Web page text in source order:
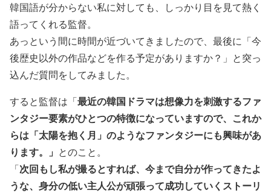
韓国語が分からない私に対しても、しっかり目を見て熱く
語ってくれる監督。
あっという間に時間が近づいてきましたので、最後に「今
後歴史以外の作品などを作る予定がありますか？」と突っ
込んだ質問をしてみました。
すると監督は「最近の韓国ドラマは想像力を刺激するファ
ンタジー要素がひとつの特徴になっていますので、これか
らは「太陽を抱く月」のようなファンタジーにも興味があ
ります。」 とのこと。
「次回もし私が撮るとすれば、今まで自分が作ってきたよ
うな、身分の低い主人公が頑張って成功していくストーリ